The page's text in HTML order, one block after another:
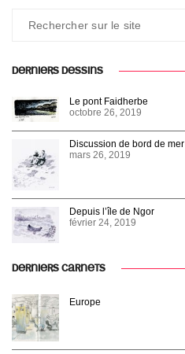
DERNIERS DESSINS
Le pont Faidherbe
octobre 26, 2019
Discussion de bord de mer
mars 26, 2019
Depuis l’île de Ngor
février 24, 2019
DERNIERS CARNETS
Europe